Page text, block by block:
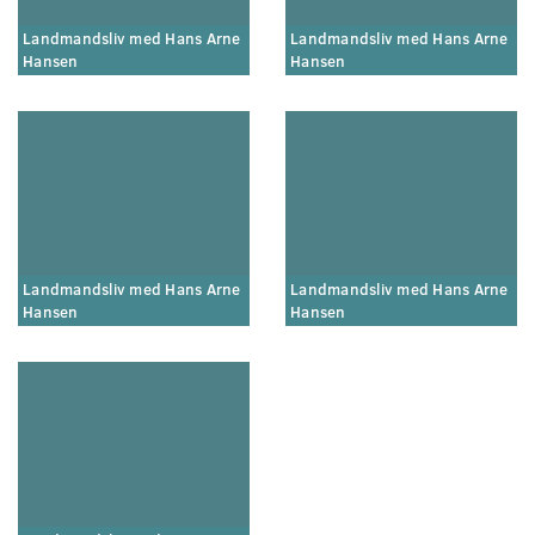
Landmandsliv med Hans Arne
Hansen
Landmandsliv med Hans Arne
Hansen
Landmandsliv med Hans Arne
Hansen
Landmandsliv med Hans Arne
Hansen